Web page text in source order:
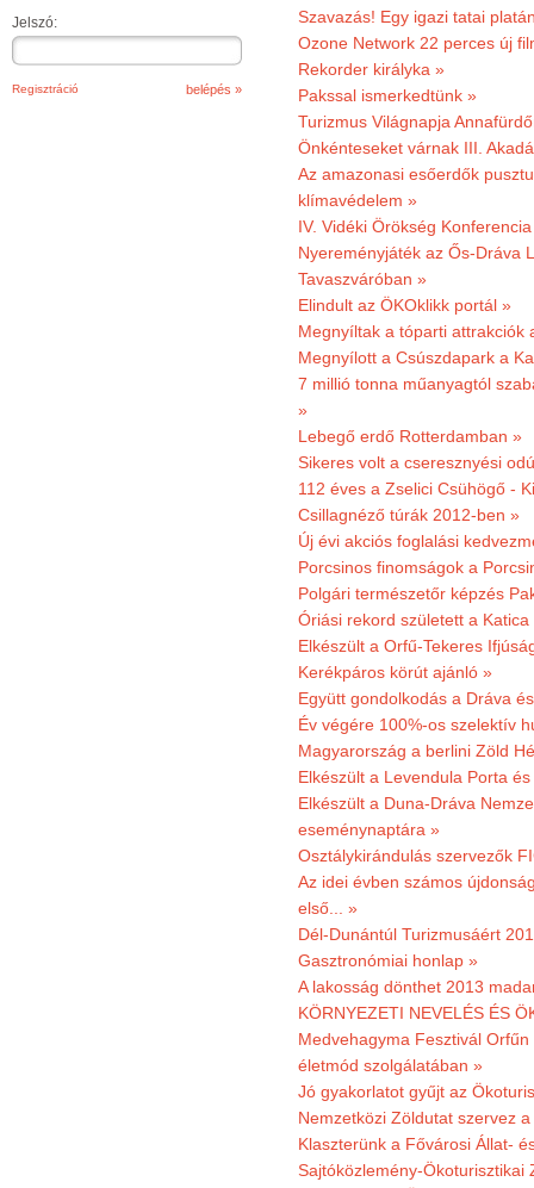
Jelszó:
Regisztráció
Szavazás! Egy igazi tatai
Ozone Network 22 perces új
Rekorder királyka »
Pakssal ismerkedtünk »
Turizmus Világnapja
Önkénteseket várnak III.
Az amazonasi esőerdők
klímavédelem »
IV. Vidéki Örökség
Nyereményjáték az Ős-Dráva
Tavaszváróban »
Elindult az ÖKOklikk portál »
Megnyíltak a tóparti attrakciók
Megnyílott a Csúszdapark a
7 millió tonna műanyagtól
»
Lebegő erdő Rotterdamban »
Sikeres volt a cseresznyési
112 éves a Zselici Csühögő -
Csillagnéző túrák 2012-ben »
Új évi akciós foglalási
Porcsinos finomságok a
Polgári természetőr képzés
Óriási rekord született a Katica
Elkészült a Orfű-Tekeres
Kerékpáros körút ajánló »
Együtt gondolkodás a Dráva
Év végére 100%-os szelektív
Magyarország a berlini Zöld
Elkészült a Levendula Porta
Elkészült a Duna-Dráva
eseménynaptára »
Osztálykirándulás szervezők
Az idei évben számos
első... »
Dél-Dunántúl Turizmusáért
Gasztronómiai honlap »
A lakosság dönthet 2013
KÖRNYEZETI NEVELÉS ÉS
Medvehagyma Fesztivál
életmód szolgálatában »
Jó gyakorlatot gyűjt az
Nemzetközi Zöldutat szervez
Klaszterünk a Fővárosi Állat-
Sajtóközlemény-Ökoturisztikai